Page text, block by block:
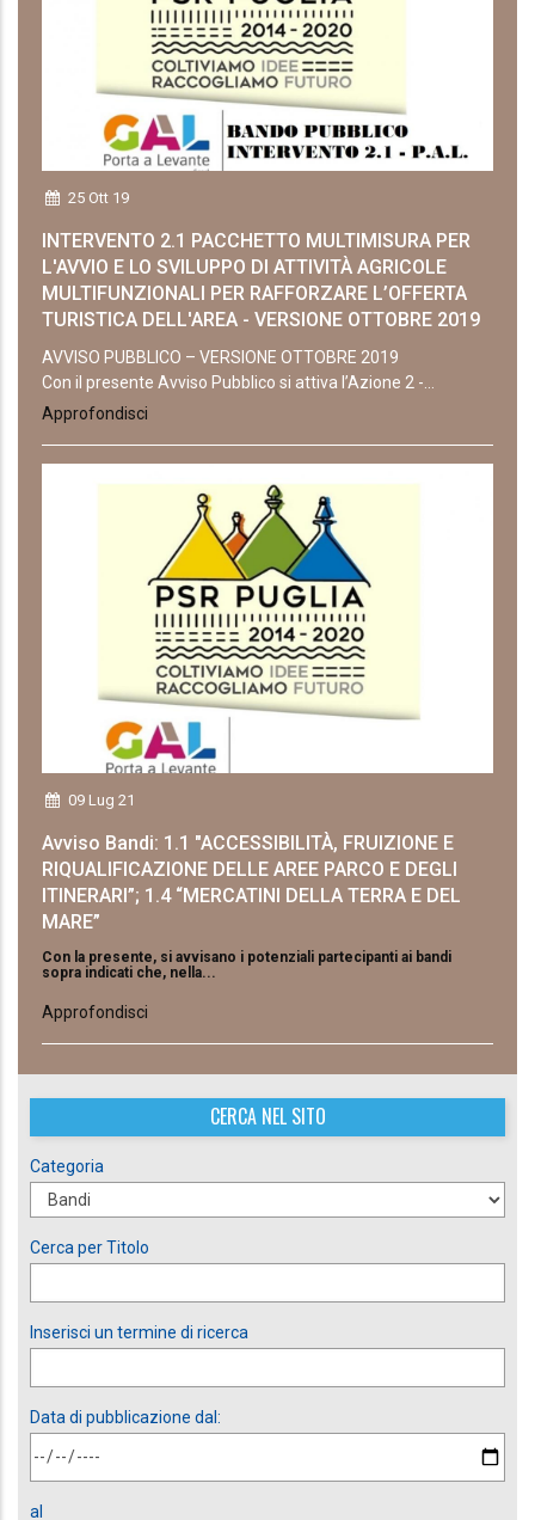
25 Ott 19
INTERVENTO 2.1 PACCHETTO MULTIMISURA PER
L'AVVIO E LO SVILUPPO DI ATTIVITÀ AGRICOLE
MULTIFUNZIONALI PER RAFFORZARE L’OFFERTA
TURISTICA DELL'AREA - VERSIONE OTTOBRE 2019
AVVISO PUBBLICO – VERSIONE OTTOBRE 2019
Con il presente Avviso Pubblico si attiva l’Azione 2 -...
Approfondisci
09 Lug 21
Avviso Bandi: 1.1 "ACCESSIBILITÀ, FRUIZIONE E
RIQUALIFICAZIONE DELLE AREE PARCO E DEGLI
ITINERARI”; 1.4 “MERCATINI DELLA TERRA E DEL
MARE”
Con la presente, si avvisano i potenziali partecipanti ai bandi
sopra indicati che, nella...
Approfondisci
CERCA NEL SITO
Categoria
Cerca per Titolo
Inserisci un termine di ricerca
Data di pubblicazione dal:
al